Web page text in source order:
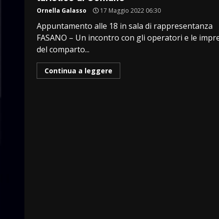
Ornella Galasso 17 Maggio 2022 06:30
Appuntamento alle 18 in sala di rappresentanza
FASANO – Un incontro con gli operatori e le
del comparto...
Continua a leggere